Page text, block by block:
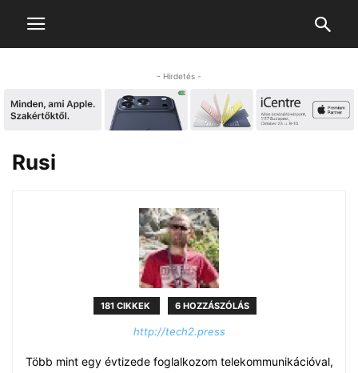
- Hirdetés -
Rusi
181 CIKKEK 6 HOZZÁSZÓLÁS
http://tech2.press
Több mint egy évtizede foglalkozom telekommunikációval,